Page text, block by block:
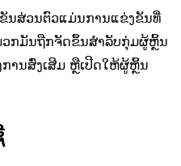
ນສ່ວນຕົວແມ່ນການແຂ່ງຂັນທີ່
ວກມັນຖືກຈັດຂຶ້ນສຳລັບກຸ່ມຜູ້ຫຼິ້ນ
ານສົ່ງເສີມ ຫຼືເປີດໃຫ້ຜູ້ຫຼິ້ນ